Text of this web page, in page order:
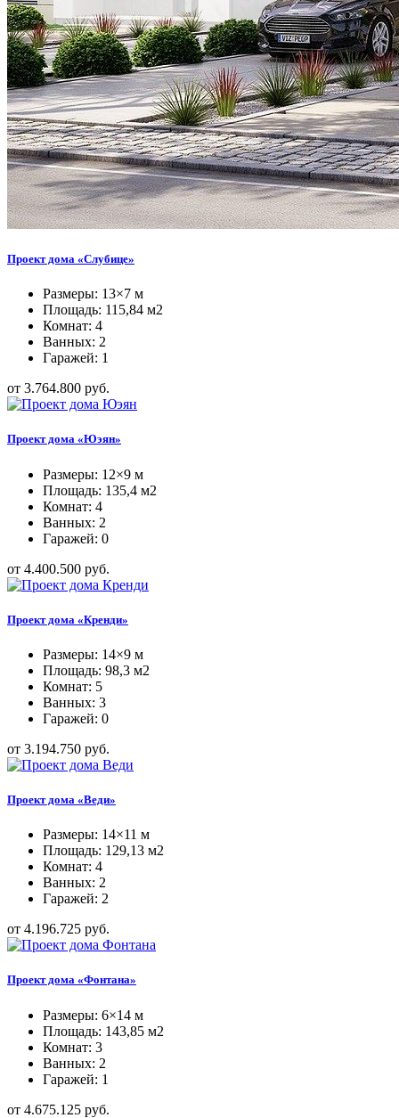
Проект дома «Слубице»
Размеры: 13×7 м
Площадь: 115,84 м2
Комнат: 4
Ванных: 2
Гаражей: 1
от 3.764.800 руб.
Проект дома «Юэян»
Размеры: 12×9 м
Площадь: 135,4 м2
Комнат: 4
Ванных: 2
Гаражей: 0
от 4.400.500 руб.
Проект дома «Кренди»
Размеры: 14×9 м
Площадь: 98,3 м2
Комнат: 5
Ванных: 3
Гаражей: 0
от 3.194.750 руб.
Проект дома «Веди»
Размеры: 14×11 м
Площадь: 129,13 м2
Комнат: 4
Ванных: 2
Гаражей: 2
от 4.196.725 руб.
Проект дома «Фонтана»
Размеры: 6×14 м
Площадь: 143,85 м2
Комнат: 3
Ванных: 2
Гаражей: 1
от 4.675.125 руб.